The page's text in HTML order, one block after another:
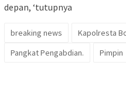
depan, ‘tutupnya
breaking news Kapolresta
Pangkat Pengabdian.
Pimpin